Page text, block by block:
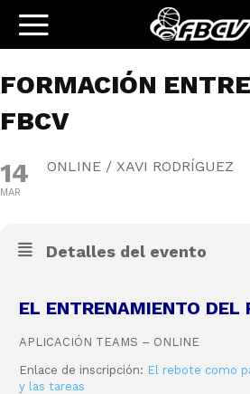
FORMACIÓN
FBCV
14
MAR
ONLINE / XAVI RODRÍGUEZ
Detalles del evento
EL ENTRENAMIENTO DEL
APLICACIÓN TEAMS – ONLINE
Enlace de inscripción: El rebote como
y las tareas